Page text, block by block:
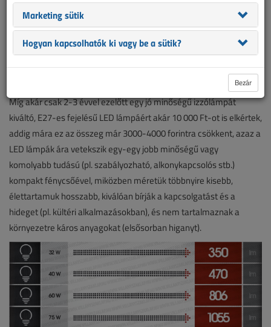
köszönhetik, hogy végre olyan alkalmazásokban is, mint a halogén
szpotlámpák nagymértékű energia- megtakarítást nyújtó, azonos
méretű alternatívák állnak rendelkezésre, hanem annak is, hogy a
növekvő számú gyártó és forgalmazó egyre élesedő versenye a
Míg akár csak 2-3 évvel ezelőtt egy jó minőségű izzólámpát
kiváltó, E27-es fejelésű LED lámpáért akár 10 000 Ft-ot is elkértek,
addig mára ez az összeg már 3000-4000 forintra csökkent, azaz a
LED lámpák ára vetekszik egy-egy jobb minőségű vagy
komolyabb tudású (pl. szabályozható, alkonykapcsolós stb.)
kompakt fénycsőével, miközben méretük többnyire kisebb,
élettartamuk hosszabb, kiválóan bírják a kapcsolgatást és a
hideget (pl. kültéri alkalmazásokban), és nem tartalmaznak a
környezetre káros anyagokat (elsősorban higanyt).
Marketing sütik
Hogyan kapcsolhatók ki vagy be a sütik?
Bezár